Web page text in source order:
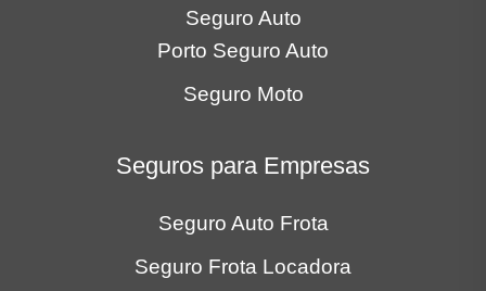
Seguro Auto
Porto Seguro Auto
Seguro Moto
Seguros para Empresas
Seguro Auto Frota
Seguro Frota Locadora